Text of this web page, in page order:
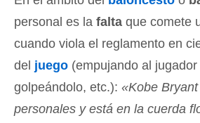
personal es la falta que comete
cuando viola el reglamento en
del juego (empujando al jugador
golpeándolo, etc.): «Kobe
personales y está en la cuerda